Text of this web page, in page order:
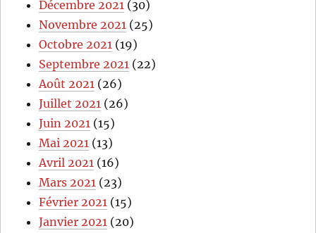
Décembre 2021 (30)
Novembre 2021 (25)
Octobre 2021 (19)
Septembre 2021 (22)
Août 2021 (26)
Juillet 2021 (26)
Juin 2021 (15)
Mai 2021 (13)
Avril 2021 (16)
Mars 2021 (23)
Février 2021 (15)
Janvier 2021 (20)